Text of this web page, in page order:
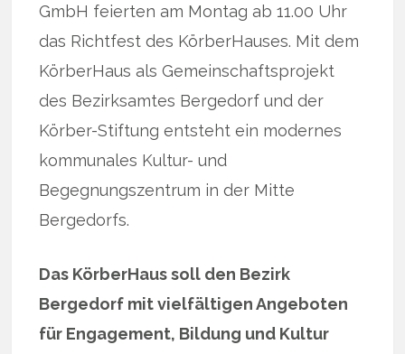
GmbH feierten am Montag ab 11.00 Uhr
das Richtfest des KörberHauses. Mit dem
KörberHaus als Gemeinschaftsprojekt
des Bezirksamtes Bergedorf und der
Körber-Stiftung entsteht ein modernes
kommunales Kultur- und
Begegnungszentrum in der Mitte
Bergedorfs.
Das KörberHaus soll den Bezirk
Bergedorf mit vielfältigen Angeboten
für Engagement, Bildung und Kultur